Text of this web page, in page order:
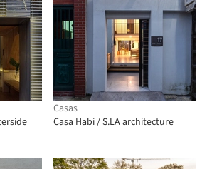
Casas
Casa Habi / S.LA architecture